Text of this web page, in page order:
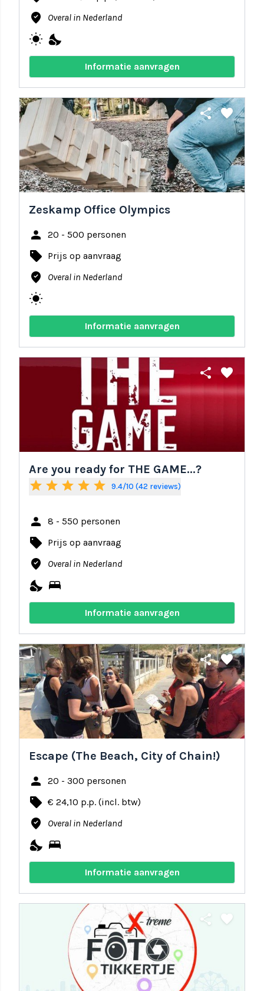
where_to_vote Overal in Nederland
wb_sunny nights_stay
Informatie aanvragen
share favorite
Zeskamp Office Olympics
person 20 - 500 personen
local_offer Prijs op aanvraag
where_to_vote Overal in Nederland
wb_sunny
Informatie aanvragen
share favorite
Are you ready for THE GAME...?
star star star star star 9.4/10 (42 reviews)
person 8 - 550 personen
local_offer Prijs op aanvraag
where_to_vote Overal in Nederland
nights_stay bed
Informatie aanvragen
share favorite
Escape (The Beach, City of Chain!)
person 20 - 300 personen
local_offer € 24,10 p.p. (incl. btw)
where_to_vote Overal in Nederland
nights_stay bed
Informatie aanvragen
share favorite